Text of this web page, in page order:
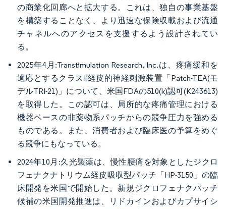
の商業化回廊へと拡大する。これは、独自の事業基盤
を構築することなく、より迅速な保険収載および流通
チャネルへのアクセスを支援するよう設計されてい
る。
2025年4月:Transtimulation Research, Inc.は、疼痛緩和を
適応とするクラスII経皮的神経刺激装置「Patch-TEA(モ
デルTRI-21)」について、米国FDAの510(k)認可(K243613)
を取得した。この認可は、局所的な疼痛管理における
機器ベースの非薬物系パッチからの競争圧力を強める
ものである。また、消費者および臨床医の予算をめぐ
る競争にもなっている。
2024年10月:久光製薬は、慢性腰痛を対象としたジクロ
フェナクナトリウム経皮吸収型パッチ「HP-3150」の臨
床開発を米国で開始した。新規ジクロフェナクパッチ
候補の米国開発推進は、リドカインおよびカプサイシ